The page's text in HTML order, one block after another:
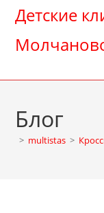
Перейти
содержимому
Детские
Блог
> multistas >